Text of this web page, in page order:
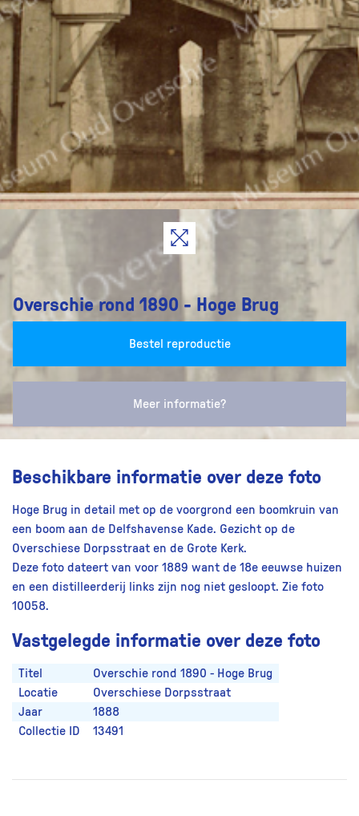
Overschie rond 1890 - Hoge Brug
Bestel reproductie
Meer informatie?
Beschikbare informatie over deze foto
Hoge Brug in detail met op de voorgrond een boomkruin van
een boom aan de Delfshavense Kade. Gezicht op de
Overschiese Dorpsstraat en de Grote Kerk.
Deze foto dateert van voor 1889 want de 18e eeuwse huizen
en een distilleerderij links zijn nog niet gesloopt. Zie foto
10058.
Vastgelegde informatie over deze foto
Titel
Overschie rond 1890 - Hoge Brug
Locatie
Overschiese Dorpsstraat
Jaar
1888
Collectie ID
13491